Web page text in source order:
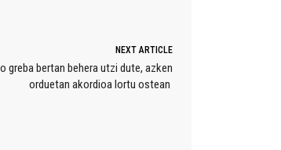
NEXT ARTICLE
greba bertan behera utzi dute, azken
orduetan akordioa lortu ostean